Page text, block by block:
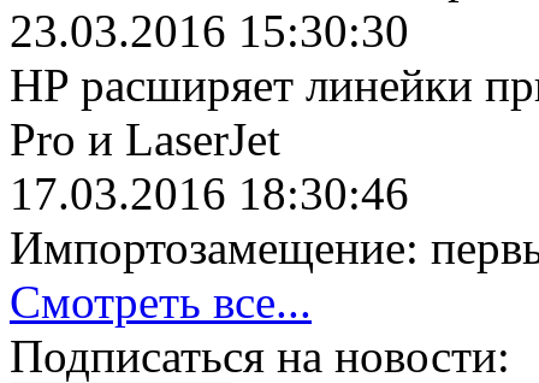
23.03.2016 15:30:30
HP расширяет линейки
Pro и LaserJet
17.03.2016 18:30:46
Импортозамещение:
Смотреть все...
Подписаться на новости: